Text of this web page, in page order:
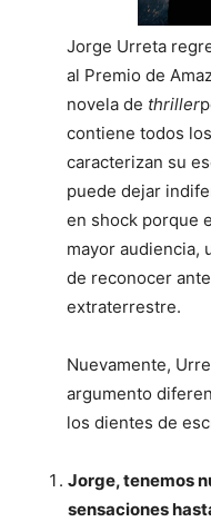
Jorge Urreta
al Premio de
novela de thriller
contiene todos
caracterizan su
puede dejar
en shock porque
mayor audiencia,
de reconocer
extraterrestre.
Nuevamente,
argumento
los dientes de
Jorge, tenemos
sensaciones